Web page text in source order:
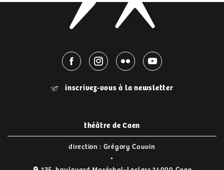
inscrivez-vous à la newsletter
théâtre de Caen
direction : Grégory Cauvin